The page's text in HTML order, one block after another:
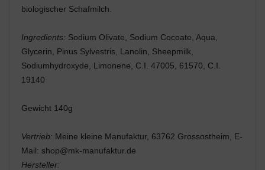
biologischer Schafmilch.
Ingredients: Sodium Olivate, Sodium Cocoate, Aqua,
Glycerin, Pinus Sylvestris, Lanolin, Sheepmilk,
Sodiumhydroxyde, Limonene, C.I. 47005, 61570, C.I.
19140
Gewicht 140g
Vertrieb: Meine kleine Manufaktur, 63762 Grossostheim, E-
Mail: shop@mk-manufaktur.de
Hersteller: